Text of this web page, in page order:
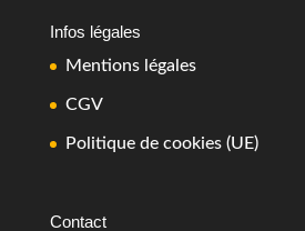
Infos légales
Mentions légales
CGV
Politique de cookies (UE)
Contact